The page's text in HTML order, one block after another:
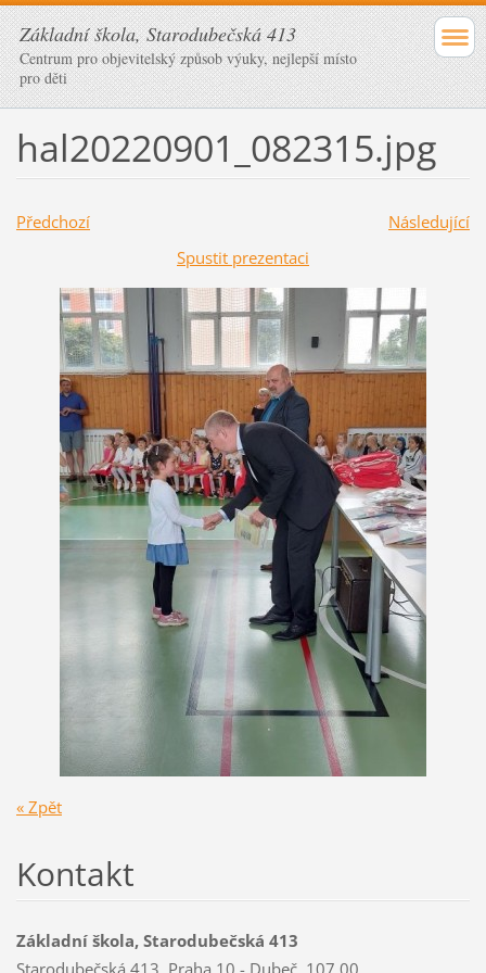
Základní škola, Starodubečská 413
Centrum pro objevitelský způsob výuky, nejlepší místo
pro děti
hal20220901_082315.jpg
Předchozí
Následující
Spustit prezentaci
« Zpět
Kontakt
Základní škola, Starodubečská 413
Starodubečská 413, Praha 10 - Dubeč, 107 00